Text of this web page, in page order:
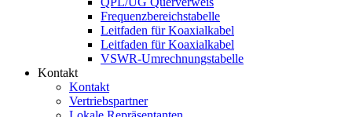
Frequenzbereichstabelle
Leitfaden für Koaxialkabel
Leitfaden für Koaxialkabel
VSWR-Umrechnungstabelle
Kontakt
Kontakt
Vertriebspartner